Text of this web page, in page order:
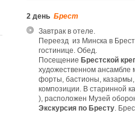
2 день Брест
Завтрак в отеле.
Переезд из Минска в
гостинице. Обед.
Посещение Брестской
художественном ансамбле
форты, бастионы,
композиции. В старинной
), расположен Музей
Экскурсия по Бресту.